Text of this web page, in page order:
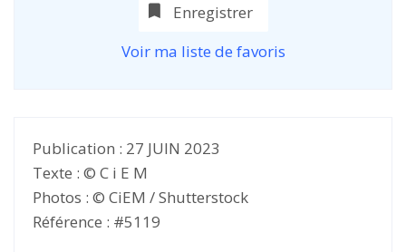
Enregistrer
Voir ma liste de favoris
Publication : 27 JUIN 2023
Texte : © C i E M
Photos : © CiEM / Shutterstock
Référence : #5119